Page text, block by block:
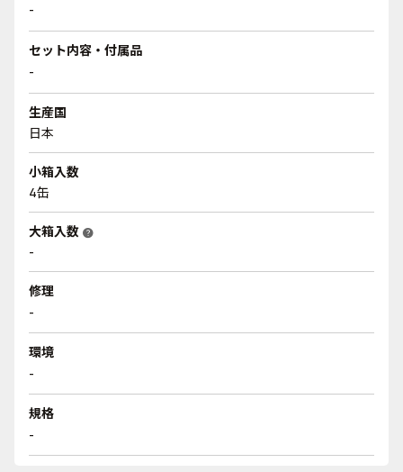
-
セット内容・付属品
-
生産国
日本
小箱入数
4缶
大箱入数 help
-
修理
-
環境
-
規格
-